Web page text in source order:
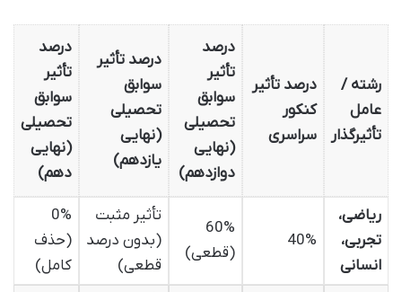
رشته /
عامل
تأثیرگذار
درصد تأثیر
کنکور
سراسری
درصد
تأثیر
سوابق
تحصیلی
(نهایی
دوازدهم)
درصد تأثیر
سوابق
تحصیلی
(نهایی
یازدهم)
درصد
تأثیر
سوابق
تحصیلی
(نهایی
دهم)
ریاضی،
تجربی،
انسانی
40%
60%
(قطعی)
تأثیر مثبت
(بدون درصد
قطعی)
0%
(حذف
کامل)